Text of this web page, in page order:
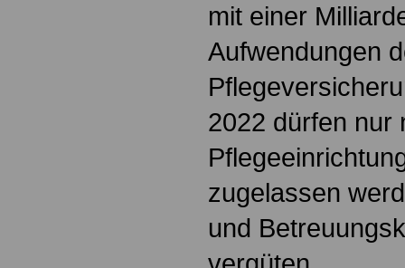
mit einer
Aufwendungen
2022 dürfen nur
zugelassen
und